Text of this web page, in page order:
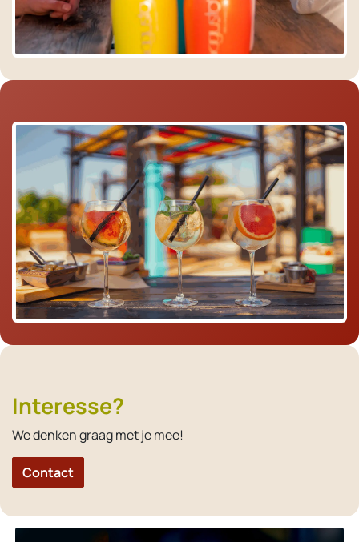
Interesse?
We denken graag met je mee!
Contact